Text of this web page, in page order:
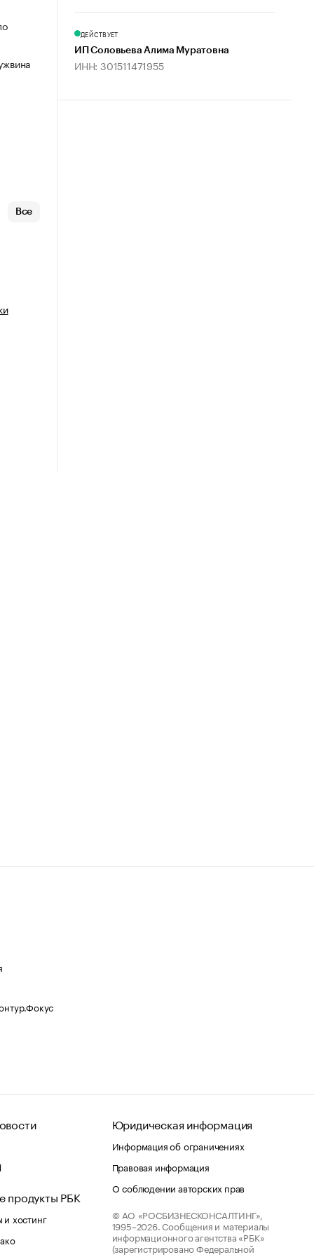
Все
ДЕЙСТВУЕТ
ИП Соловьева Алима Муратовна
ИНН: 301511471955
продукты РБК
хостинг
Юридическая информация
Информация об ограничениях
Правовая информация
О соблюдении авторских прав
© АО «РОСБИЗНЕСКОНСАЛТИНГ»,
1995–2026. Сообщения и материалы
информационного агентства «РБК»
(зарегистрировано Федеральной